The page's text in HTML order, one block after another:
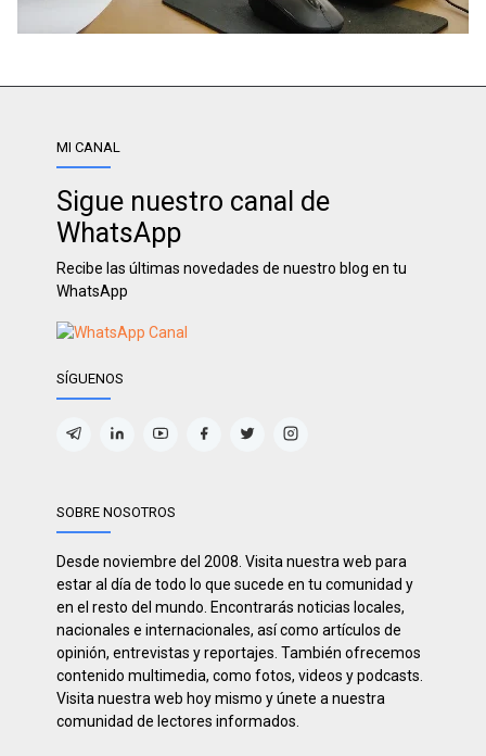
MI CANAL
Sigue nuestro canal de
WhatsApp
Recibe las últimas novedades de nuestro blog en tu
WhatsApp
SÍGUENOS
SOBRE NOSOTROS
Desde noviembre del 2008. Visita nuestra web para
estar al día de todo lo que sucede en tu comunidad y
en el resto del mundo. Encontrarás noticias locales,
nacionales e internacionales, así como artículos de
opinión, entrevistas y reportajes. También ofrecemos
contenido multimedia, como fotos, videos y podcasts.
Visita nuestra web hoy mismo y únete a nuestra
comunidad de lectores informados.